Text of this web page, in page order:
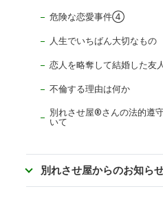
危険な恋愛事件④
人生でいちばん大切なもの
恋人を略奪して結婚した友人
不倫する理由は何か
別れさせ屋®さんの法的遵
いて
別れさせ屋からのお知ら